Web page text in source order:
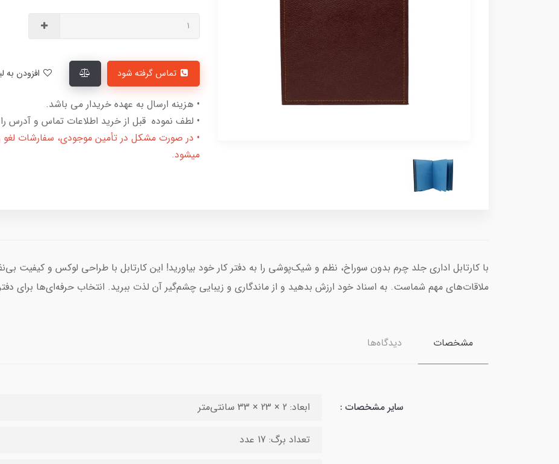
تماس گرفته شود
• هزینه ارسال به عهده خریدار می باشد.
• لطف نموده قبل از خرید اطلاعات تماس و آدرس
• در صورت مشکل در تأمین موجودی، سفارشات لغو
میشود.
با کارتابل اداری جلد چرم بدون سوراخ، نظم و شیک‌پوشی را به دفتر کار خود بیاورید! این کارتابل با طراحی لوکس و کیفیت
ملاقات‌های مهم شماست. به اسناد خود ارزش بدهید و از ماندگاری و زیبایی چشم‌گیر آن لذت ببرید. انتخاب حرفه‌ای‌ها برای
مشخصات دیدگاه‌ها
سایر مشخصات : ابعاد: 2 × 23 × 33 سانتی‌متر
تعداد برگ: 17 عدد